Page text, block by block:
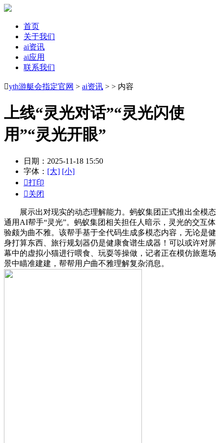
首页
关于我们
ai资讯
ai应用
联系我们
yth游艇会指定官网 > ai资讯 > > 内容
上线“灵光对话”“灵光闪使
用”“灵光开眼”
日期：2025-11-18 15:50
字体： [大] [小]
打印
关闭
展示出对现实的动态理解能力。蚂蚁集团正式推出全模态
通用AI帮手“灵光”。蚂蚁集团相关担任人暗示，灵光的交互体
验颇为曲不雅。该帮手基于全代码生成多模态内容，无论是健
身打算东西、旅行规划器仍是健康食谱生成器！可以或许对屏
幕中的虚拟小猫进行喂食、玩耍等操做，记者正在模仿旅逛场
景中瞄准建建，帮帮用户曲不雅理解复杂消息。